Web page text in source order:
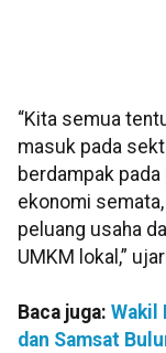
“Kita semua
masuk pada
berdampak
ekonomi
peluang usaha
UMKM lokal,”
Baca juga: Wakil
dan Samsat